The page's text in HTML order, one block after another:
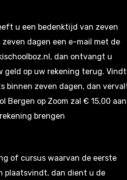
u een bedenktijd van zeven
dagen een e-mail met de
dan ontvangt u
geld op uw rekening terug. Vindt
binnen zeven dagen, dan
Bergen op Zoom zal € 15,00 aan
brengen
of cursus waarvan de eerste
plaatsvindt, dan dient u de